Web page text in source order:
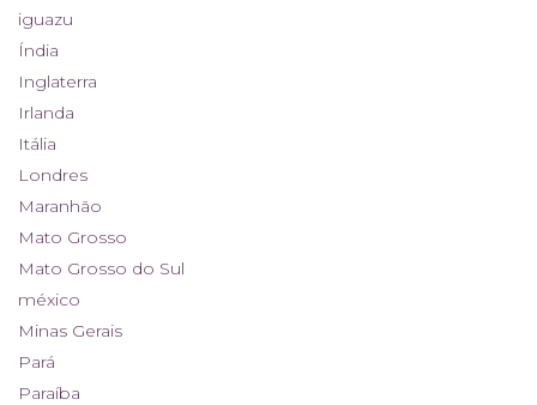
iguazu
Índia
Inglaterra
Irlanda
Itália
Londres
Maranhão
Mato Grosso
Mato Grosso do Sul
méxico
Minas Gerais
Pará
Paraíba